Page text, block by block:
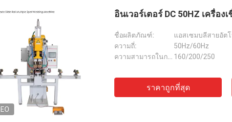
อินเวอร์เตอร์ DC 50HZ เครื่อ
ชื่อผลิตภัณฑ์:
แอสเซมบลีสายอัต
ความถี่:
50Hz/60Hz
ความสามารถในการจัดอันดับ:: 160/200/250
ราคาถูกที่สุด